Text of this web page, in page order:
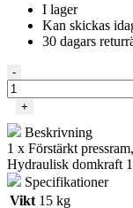
I lager
Kan skickas
30 dagars
10
tons
press
pressform
mängd
-
+
Beskrivning
1 x Förstärkt
Hydraulisk domkraft
Specifikationer
Vikt 15 kg